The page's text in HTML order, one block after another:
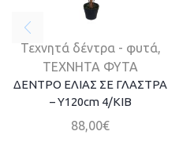
Τεχνητά δέντρα - φυτά,
ΤΕΧΝΗΤΑ ΦΥΤΑ
ΔΕΝΤΡΟ ΕΛΙΑΣ ΣΕ ΓΛΑΣΤΡΑ
– Y120cm 4/ΚΙΒ
88,00€